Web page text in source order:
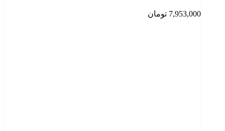
7,953,000 تومان